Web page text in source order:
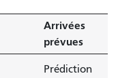
Arrivées
prévues
Prédiction